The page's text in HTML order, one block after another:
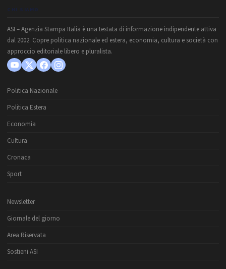
CHI SIAMO
ASI – Agenzia Stampa Italia è una testata di informazione indipendente attiva
dal 2002. Copre politica nazionale ed estera, economia, cultura e società con
approccio editoriale libero e pluralista.
Politica Nazionale
Politica Estera
Economia
Cultura
Cronaca
Sport
Newsletter
Giornale del giorno
Area Riservata
Sostieni ASI